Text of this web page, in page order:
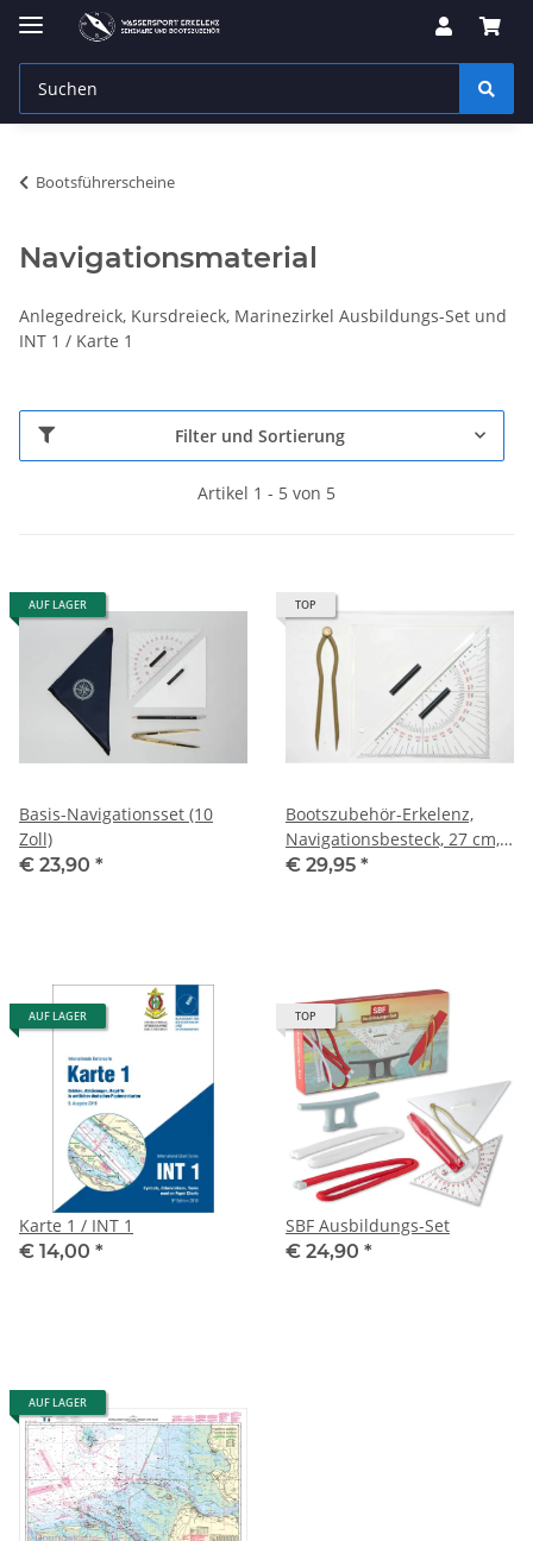
Bootsführerscheine
Navigationsmaterial
Anlegedreick, Kursdreieck, Marinezirkel Ausbildungs-Set und
INT 1 / Karte 1
Filter und Sortierung
Artikel 1 - 5 von 5
AUF LAGER
Basis-Navigationsset (10
Zoll)
€ 23,90 *
TOP
Bootszubehör-Erkelenz,
Navigationsbesteck, 27 cm,
für Ausbildungszwecke
€ 29,95 *
AUF LAGER
Karte 1 / INT 1
€ 14,00 *
TOP
SBF Ausbildungs-Set
€ 24,90 *
AUF LAGER